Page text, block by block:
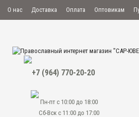
О нас Доставка Оплата Оптовикам
+7 (964) 770-20-20
Пн-пт с 10:00 до 18:00
Сб-Вск с 11:00 до 17:00